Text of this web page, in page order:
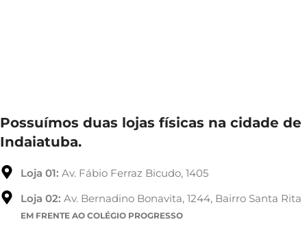
Possuímos duas lojas físicas na cidade de
Indaiatuba.
Loja 01: Av. Fábio Ferraz Bicudo, 1405
Loja 02: Av. Bernadino Bonavita, 1244, Bairro Santa Rita
EM FRENTE AO COLÉGIO PROGRESSO